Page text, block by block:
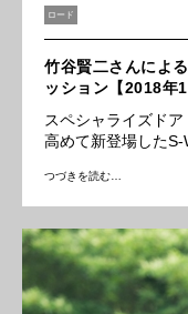
ロード
竹谷賢二さんによ
ッション【2018年
スペシャライズド
高めて新登場したS-
つづきを読む…